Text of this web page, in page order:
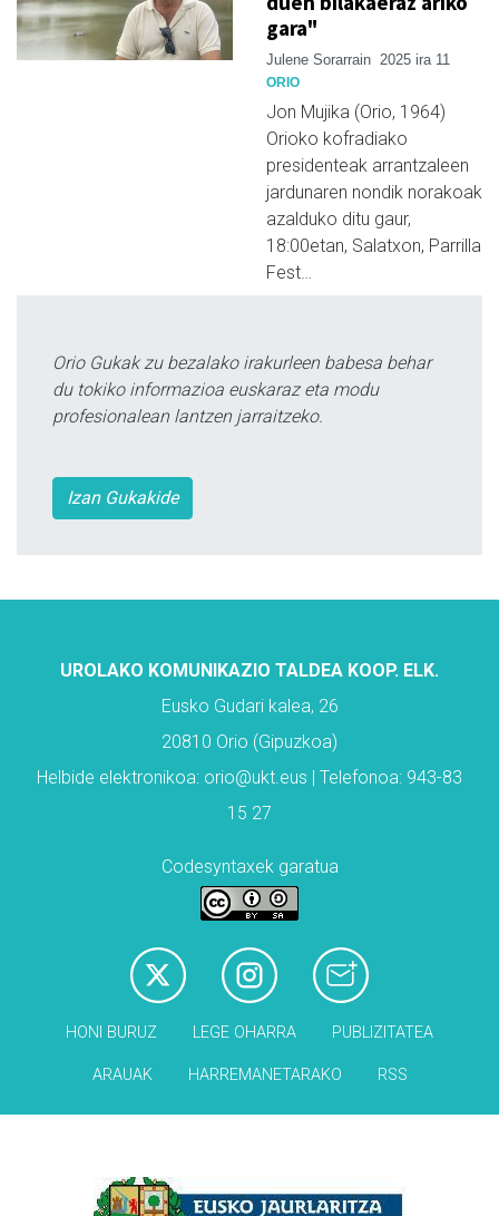
gara"
Julene Sorarrain 2025 ira 11
ORIO
Jon Mujika (Orio, 1964)
Orioko kofradiako
presidenteak arrantzaleen
jardunaren nondik norakoak
azalduko ditu gaur,
18:00etan, Salatxon, Parrilla
Fest…
Orio Gukak zu bezalako irakurleen babesa behar
du tokiko informazioa euskaraz eta modu
profesionalean lantzen jarraitzeko.
Izan Gukakide
UROLAKO KOMUNIKAZIO TALDEA KOOP. ELK.
Eusko Gudari kalea, 26
20810 Orio (Gipuzkoa)
Helbide elektronikoa: orio@ukt.eus | Telefonoa: 943-83
15 27
Codesyntaxek garatua
HONI BURUZ LEGE OHARRA PUBLIZITATEA
ARAUAK HARREMANETARAKO RSS